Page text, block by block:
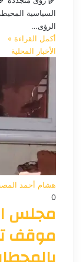
السياسية
الرؤى…
أكمل القراءة »
الأخبار المحلية
هشام أحمد
0
مجلس
موقف